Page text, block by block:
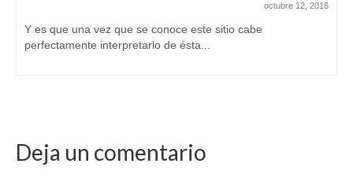
octubre 12, 2016
Y es que una vez que se conoce este sitio cabe
perfectamente interpretarlo de ésta...
Deja un comentario